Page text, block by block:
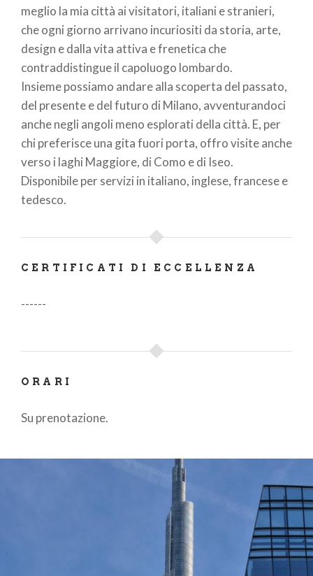
meglio la mia città ai visitatori, italiani e stranieri,
che ogni giorno arrivano incuriositi da storia, arte,
design e dalla vita attiva e frenetica che
contraddistingue il capoluogo lombardo.
Insieme possiamo andare alla scoperta del passato,
del presente e del futuro di Milano, avventurandoci
anche negli angoli meno esplorati della città. E, per
chi preferisce una gita fuori porta, offro visite anche
verso i laghi Maggiore, di Como e di Iseo.
Disponibile per servizi in italiano, inglese, francese e
tedesco.
CERTIFICATI DI ECCELLENZA
------
ORARI
Su prenotazione.